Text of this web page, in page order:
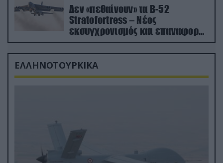
Δεν «πεθαίνουν» τα Β-52
Stratofortress – Νέος
εκσυγχρονισμός και επαναφορά
από τα «νεκροταφεία»
ΕΛΛΗΝΟΤΟΥΡΚΙΚΑ